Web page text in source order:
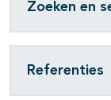
Zoeken en
Referenties